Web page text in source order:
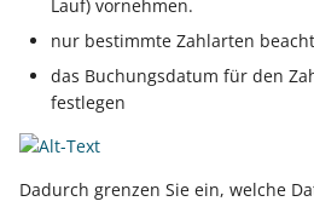
Lauf) vornehmen.
nur bestimmte Zahlarten
das Buchungsdatum für den
festlegen
Dadurch grenzen Sie ein, welche
Export nach Ablauf der
Mietversion